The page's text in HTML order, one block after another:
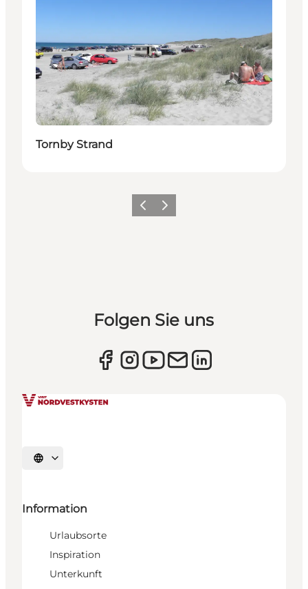
Tornby Strand
ZurückWeiter
Folgen Sie uns
Sprache auswählen
Information
Urlaubsorte
Inspiration
Unterkunft